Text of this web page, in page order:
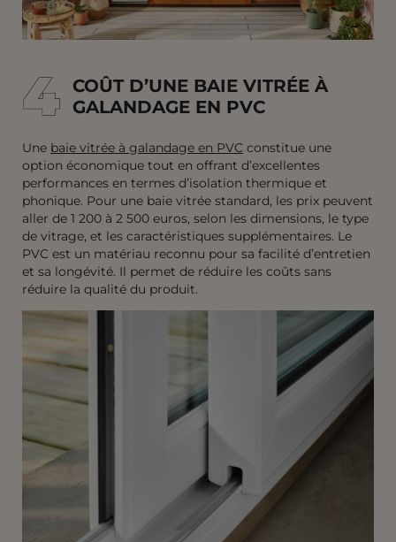
4
4
COÛT D’UNE BAIE VITRÉE À
GALANDAGE EN PVC
Une baie vitrée à galandage en PVC constitue une
option économique tout en offrant d’excellentes
performances en termes d’isolation thermique et
phonique. Pour une baie vitrée standard, les prix peuvent
aller de 1 200 à 2 500 euros, selon les dimensions, le type
de vitrage, et les caractéristiques supplémentaires. Le
PVC est un matériau reconnu pour sa facilité d’entretien
et sa longévité. Il permet de réduire les coûts sans
réduire la qualité du produit.